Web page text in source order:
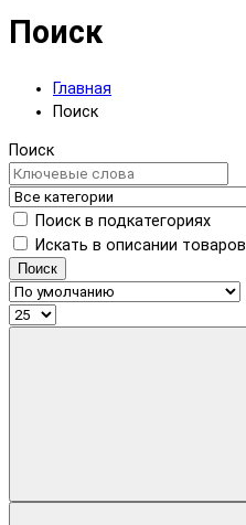
Поиск
Главная
Поиск
Поиск
Поиск в подкатегориях
Искать в описании товаров
Поиск